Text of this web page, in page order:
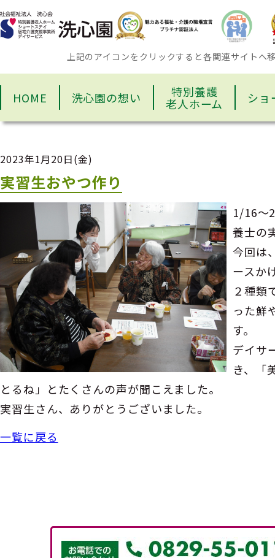
上記のアイコンをクリックすると各関連サイトへ
HOME 洗心園の想い 特別養護
老人ホーム ショ
2023年1月20日(金)
実習生おやつ作り
1/16～
養士の
今回は
ースか
２種類
った鮮
す。
デイサ
き、「
とるね」とたくさんの声が聞こえました。
実習生さん、ありがとうございました。
一覧に戻る